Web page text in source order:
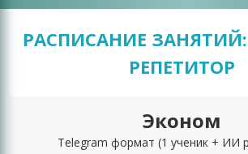
РАСПИСАНИЕ
РЕПЕТИТОР
Эконом
Telegram формат (1 ученик + ИИ